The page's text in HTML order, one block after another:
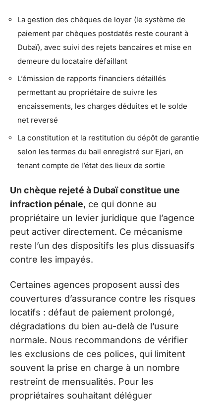
La gestion des chèques de loyer (le système de
paiement par chèques postdatés reste courant à
Dubaï), avec suivi des rejets bancaires et mise en
demeure du locataire défaillant
L’émission de rapports financiers détaillés
permettant au propriétaire de suivre les
encaissements, les charges déduites et le solde
net reversé
La constitution et la restitution du dépôt de garantie
selon les termes du bail enregistré sur Ejari, en
tenant compte de l’état des lieux de sortie
Un chèque rejeté à Dubaï constitue une
infraction pénale, ce qui donne au
propriétaire un levier juridique que l’agence
peut activer directement. Ce mécanisme
reste l’un des dispositifs les plus dissuasifs
contre les impayés.
Certaines agences proposent aussi des
couvertures d’assurance contre les risques
locatifs : défaut de paiement prolongé,
dégradations du bien au-delà de l’usure
normale. Nous recommandons de vérifier
les exclusions de ces polices, qui limitent
souvent la prise en charge à un nombre
restreint de mensualités. Pour les
propriétaires souhaitant déléguer